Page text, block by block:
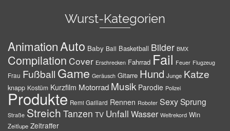
Wurst-Kategorien
AnimationAuto Baby Ball Basketball Bilder BMX
Compilation Cover Erschrecken Fahrrad Fail Feuer Flugzeug
Frau Fußball Game Geräusch Gitarre Hund Junge Katze
knapp Kostüm Kurzfilm Motorrad Musik Parodie Polizei
Produkte Remi Gaillard Rennen Roboter SexySprung
Straße Streich Tanzen TV Unfall Wasser Weltrekord Win
Zeitlupe Zeitraffer